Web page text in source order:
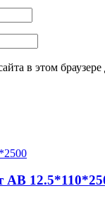
в этом
AB